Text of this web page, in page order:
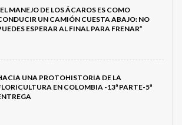
MANEJO DE LOS ÁCAROS ES COMO
UN CAMIÓN CUESTA ABAJO: NO
ESPERAR AL FINAL PARA FRENAR”
UNA PROTOHISTORIA DE LA
EN COLOMBIA -13ª PARTE-5ª